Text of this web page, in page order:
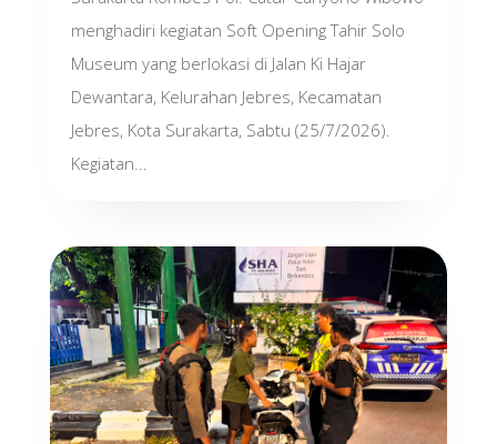
menghadiri kegiatan Soft Opening Tahir Solo
Museum yang berlokasi di Jalan Ki Hajar
Dewantara, Kelurahan Jebres, Kecamatan
Jebres, Kota Surakarta, Sabtu (25/7/2026).
Kegiatan...